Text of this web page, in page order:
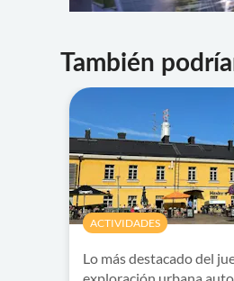
También
ACTIVIDADES
Lo más destacado del